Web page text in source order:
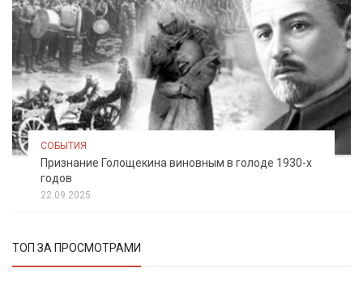
СОБЫТИЯ
Признание Голощекина виновным в голоде 1930-х
годов
22.09.2025
ТОП ЗА ПРОСМОТРАМИ